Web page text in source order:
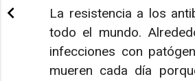
La resistencia a los
todo el mundo.
infecciones con
mueren cada día